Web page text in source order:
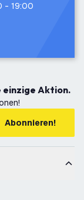
- 19:00
einzige Aktion.
Abonnieren!